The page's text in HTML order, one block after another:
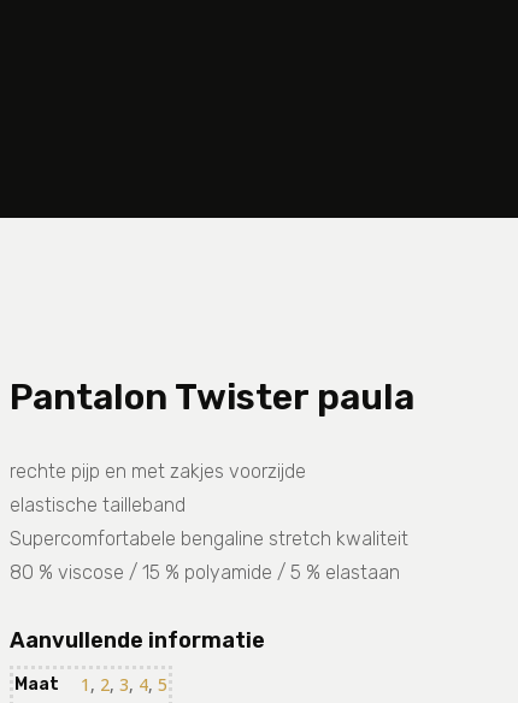
Pantalon Twister paula
rechte pijp en met zakjes voorzijde
elastische tailleband
Supercomfortabele bengaline stretch kwaliteit
80 % viscose / 15 % polyamide / 5 % elastaan
Aanvullende informatie
Maat 1 , 2, 3, 4, 5